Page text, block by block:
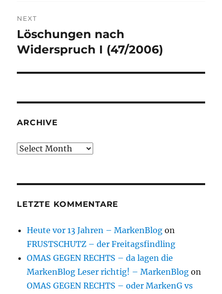
NEXT
Next
post:
Löschungen nach
Widerspruch I (47/2006)
ARCHIVE
Archive
LETZTE KOMMENTARE
Heute vor 13 Jahren – MarkenBlog on
FRUSTSCHUTZ – der Freitagsfindling
OMAS GEGEN RECHTS – da lagen die
MarkenBlog Leser richtig! – MarkenBlog on
OMAS GEGEN RECHTS – oder MarkenG vs